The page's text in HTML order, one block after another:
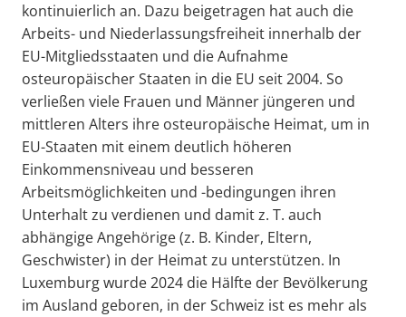
kontinuierlich an. Dazu beigetragen hat auch die
Arbeits- und Niederlassungsfreiheit innerhalb der
EU-Mitgliedsstaaten und die Aufnahme
osteuropäischer Staaten in die EU seit 2004. So
verließen viele Frauen und Männer jüngeren und
mittleren Alters ihre osteuropäische Heimat, um in
EU-Staaten mit einem deutlich höheren
Einkommensniveau und besseren
Arbeitsmöglichkeiten und -bedingungen ihren
Unterhalt zu verdienen und damit z. T. auch
abhängige Angehörige (z. B. Kinder, Eltern,
Geschwister) in der Heimat zu unterstützen. In
Luxemburg wurde 2024 die Hälfte der Bevölkerung
im Ausland geboren, in der Schweiz ist es mehr als